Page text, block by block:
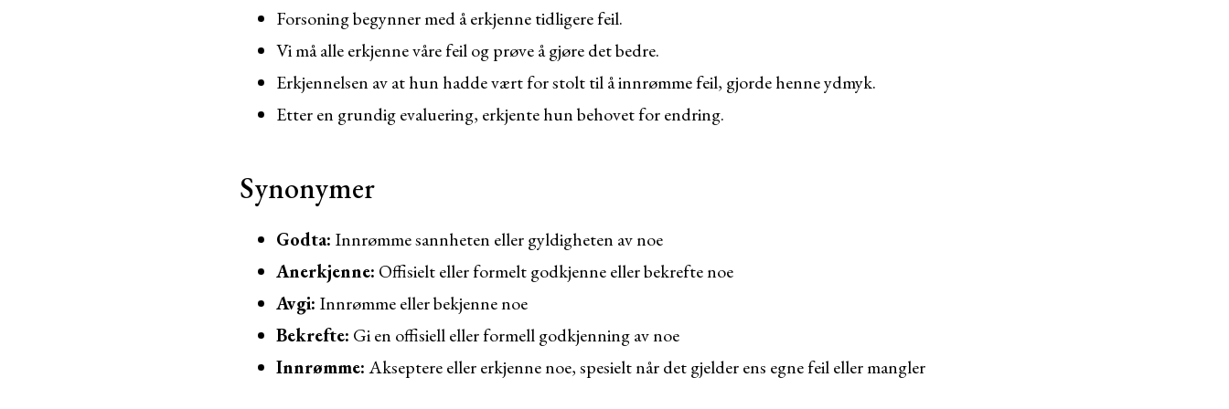
Forsoning begynner med å erkjenne tidligere feil.
Vi må alle erkjenne våre feil og prøve å gjøre det bedre.
Erkjennelsen av at hun hadde vært for stolt til å innrømme feil, gjorde henne ydmyk.
Etter en grundig evaluering, erkjente hun behovet for endring.
Synonymer
Godta: Innrømme sannheten eller gyldigheten av noe
Anerkjenne: Offisielt eller formelt godkjenne eller bekrefte noe
Avgi: Innrømme eller bekjenne noe
Bekrefte: Gi en offisiell eller formell godkjenning av noe
Innrømme:Akseptere eller erkjenne noe, spesielt når det gjelder ens egne feil eller mangler